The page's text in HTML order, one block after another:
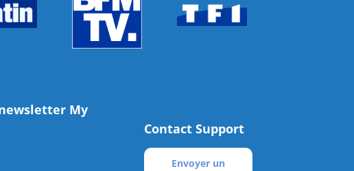
My
Contact Support
Envoyer un